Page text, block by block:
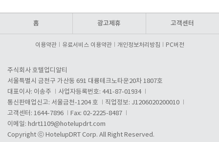
홈 광고제휴 고객센터
이용약관 유료서비스 이용약관 개인정보처리방침 PC버전
주식회사 호텔업디알티
서울특별시 금천구 가산동 691 대륭테크노타운20차 1807호
대표이사: 이송주
사업자등록번호: 441-87-01934
통신판매업신고: 서울금천-1204 호
직업정보: J1206020200010
고객센터: 1644-7896
Fax: 02-2225-8487
이메일: hdrt1109@hotelupdrt.com
Copyright ⓒ HotelupDRT Corp. All Right Reserved.